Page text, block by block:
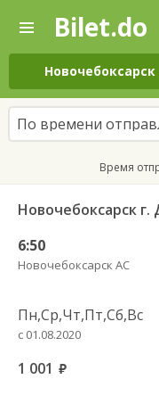
—
Поиск
и
покупка
билетов
на
автобус
онлайн
Bilet.do
Новочебоксарск
По времени
Время
6:50
Новочебоксарск АС
Пн,Ср,Чт,Пт,Сб,Вс
с 01.08.2020
1 001 руб.